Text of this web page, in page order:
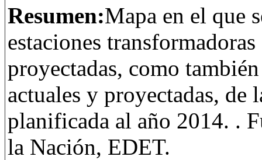
Resumen:Mapa en el que
estaciones
proyectadas, como
actuales y proyectadas, de
planificada al año 2014. .
la Nación, EDET.